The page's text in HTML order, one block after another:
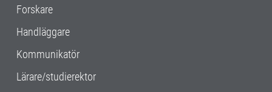
Forskare
Handläggare
Kommunikatör
Lärare/studierektor